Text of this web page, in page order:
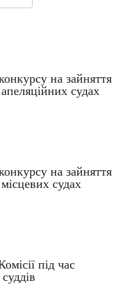
на зайняття
судах
на зайняття
судах
під час